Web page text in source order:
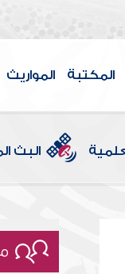
المكتبة المواريث
البث